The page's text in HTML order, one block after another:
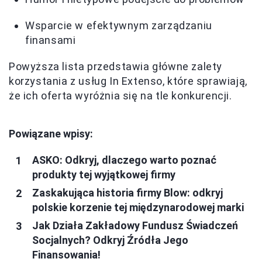
Wsparcie w efektywnym zarządzaniu
finansami
Powyższa lista przedstawia główne zalety
korzystania z usług In Extenso, które sprawiają,
że ich oferta wyróżnia się na tle konkurencji.
Powiązane wpisy:
ASKO: Odkryj, dlaczego warto poznać
produkty tej wyjątkowej firmy
Zaskakująca historia firmy Blow: odkryj
polskie korzenie tej międzynarodowej marki
Jak Działa Zakładowy Fundusz Świadczeń
Socjalnych? Odkryj Źródła Jego
Finansowania!